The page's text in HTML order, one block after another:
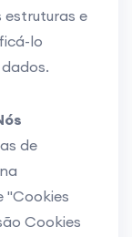
estruturas e
lo
de
"Cookies
Cookies